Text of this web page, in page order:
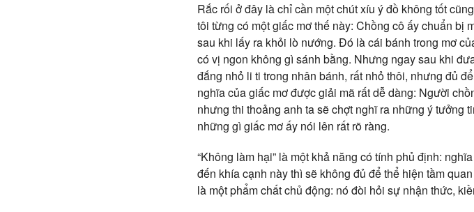
Rắc rối ở đây là chỉ cần một chút xíu ý đồ không tốt
tôi từng có một giấc mơ thế này: Chồng cô ấy chuẩn bị
sau khi lấy ra khỏi lò nướng. Đó là cái bánh trong mơ
có vị ngon không gì sánh bằng. Nhưng ngay sau khi
đắng nhỏ li ti trong nhân bánh, rất nhỏ thôi, nhưng đủ
nghĩa của giấc mơ được giải mã rất dễ dàng: Người
nhưng thi thoảng anh ta sẽ chợt nghĩ ra những ý tưởng
những gì giấc mơ ấy nói lên rất rõ ràng.
“Không làm hại” là một khả năng có tính phủ định:
đến khía cạnh này thì sẽ không đủ để thể hiện tầm
là một phẩm chất chủ động: nó đòi hỏi sự nhận thức,